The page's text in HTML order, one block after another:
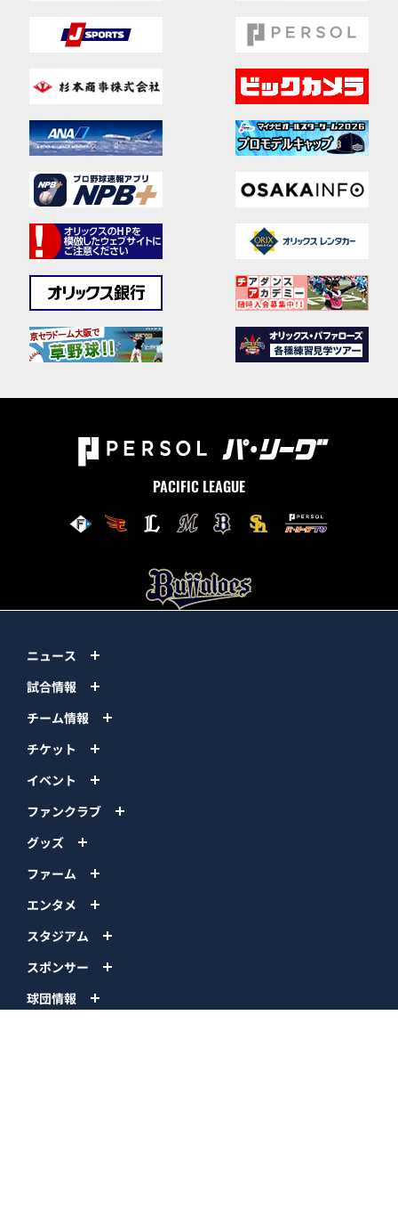
PACIFIC LEAGUE
ニュース
試合情報
チーム情報
チケット
イベント
ファンクラブ
グッズ
ファーム
エンタメ
スタジアム
スポンサー
球団情報